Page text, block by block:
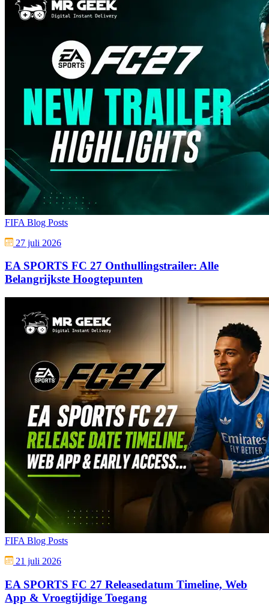
FIFA Blog Posts
27 juli 2026
EA SPORTS FC 27 Onthullingstrailer: Alle
Belangrijkste Hoogtepunten
FIFA Blog Posts
21 juli 2026
EA SPORTS FC 27 Releasedatum Timeline, Web
App & Vroegtijdige Toegang